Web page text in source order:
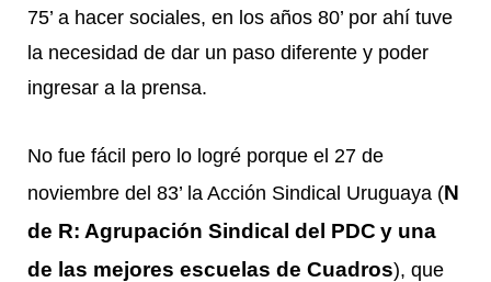
75’ a hacer sociales, en los años 80’ por ahí tuve
la necesidad de dar un paso diferente y poder
ingresar a la prensa.
No fue fácil pero lo logré porque el 27 de
noviembre del 83’ la Acción Sindical Uruguaya (N
de R: Agrupación Sindical del PDC y una
de las mejores escuelas de Cuadros), que